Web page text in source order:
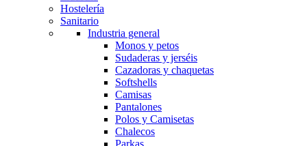
Hostelería
Sanitario
Industria general
Monos y petos
Sudaderas y jerséis
Cazadoras y chaquetas
Softshells
Camisas
Pantalones
Polos y Camisetas
Chalecos
Parkas